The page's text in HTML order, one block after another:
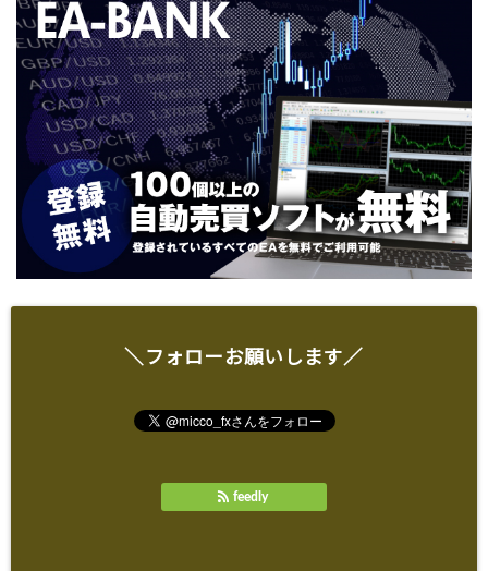
＼フォローお願いします／
feedly